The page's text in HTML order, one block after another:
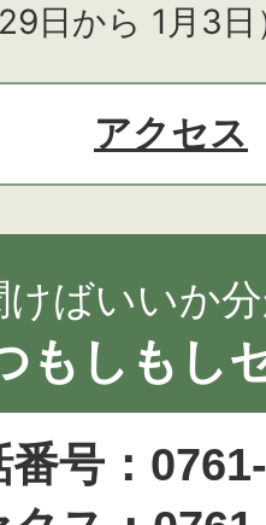
日から 1月3
アクセス
けばいいか
もしもし
号：